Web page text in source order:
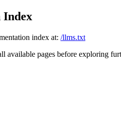
Index
index at: /llms.txt
available pages before exploring